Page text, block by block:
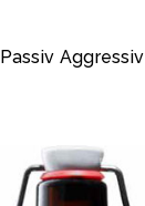
Passiv Aggressiv